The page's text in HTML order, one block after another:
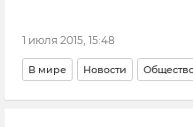
1 июля 2015, 15:48
В мире Новости